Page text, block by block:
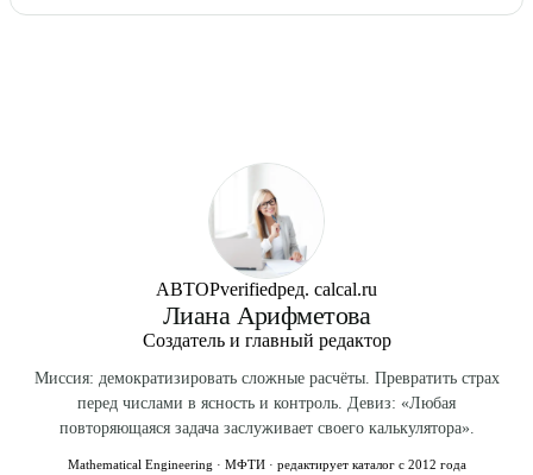
Защищает от ветра и насекомых, но не превращает в
АВТОРverifiedред. calcal.ru
Лиана Арифметова
Создатель и главный редактор
Миссия: демократизировать сложные расчёты. Превратить страх
перед числами в ясность и контроль. Девиз: «Любая
повторяющаяся задача заслуживает своего калькулятора».
Mathematical Engineering · МФТИ · редактирует каталог с 2012 года